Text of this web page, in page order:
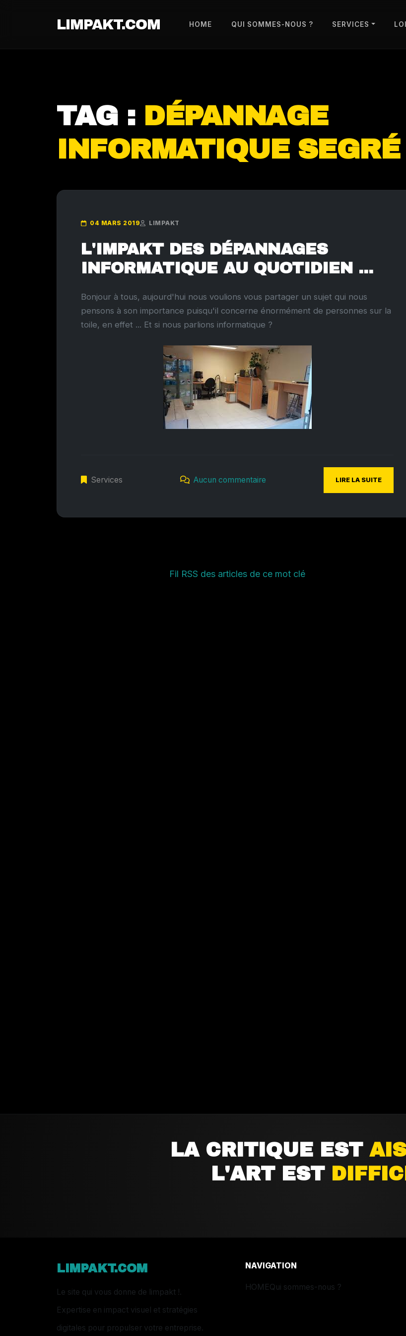
LIMPAKT.COM HOME QUI SOMMES-NOUS ? SERVICES
TAG : DÉPANNAGE
INFORMATIQUE SEGRÉ
04 MARS 2019 LIMPAKT
L'IMPAKT DES DÉPANNAGES
INFORMATIQUE AU QUOTIDIEN ...
Bonjour à tous, aujourd'hui nous voulions vous partager un sujet qui nous
pensons à son importance puisqu'il concerne énormément de personnes sur la
toile, en effet ... Et si nous parlions informatique ?
Services Aucun commentaire LIRE LA SUITE
Fil RSS des articles de ce mot clé
LA CRITIQUE EST
L'ART EST
LIMPAKT.COM
Le site qui vous donne de limpakt !.
Expertise en impact visuel et stratégies
digitales pour propulser votre entreprise.
NAVIGATION
HOMEQui sommes-nous ?